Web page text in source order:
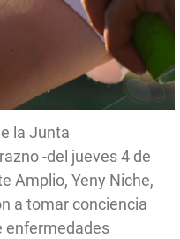
la Junta
-del jueves 4 de
Amplio, Yeny Niche,
a tomar conciencia
enfermedades